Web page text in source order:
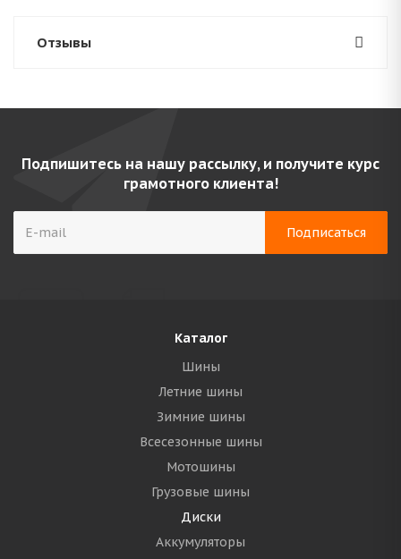
Отзывы
Подпишитесь на нашу рассылку, и получите курс
грамотного клиента!
Каталог
Шины
Летние шины
Зимние шины
Всесезонные шины
Мотошины
Грузовые шины
Диски
Аккумуляторы